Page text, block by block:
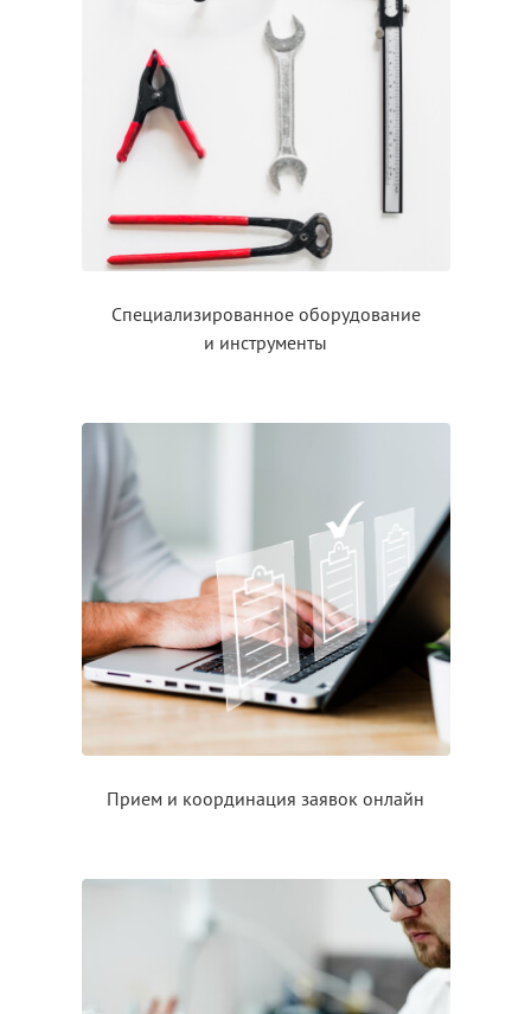
Специализированное оборудование
и инструменты
Прием и координация заявок онлайн